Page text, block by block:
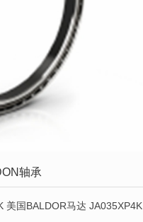
轴承
美国BALDOR马达 JA035XP4K